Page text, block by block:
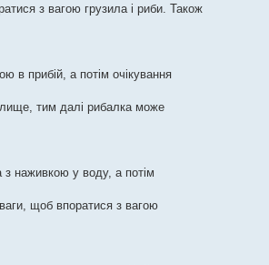
з вагою грузила і риби. Також
в прибій, а потім очікування
тим далі рибалка може
з наживкою у воду, а потім
щоб впоратися з вагою